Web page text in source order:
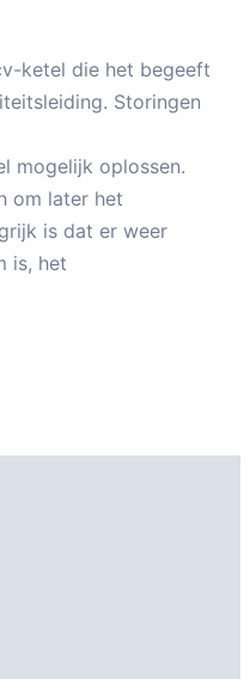
ketel die het begeeft
Storingen
mogelijk oplossen.
om later het
is dat er weer
is, het